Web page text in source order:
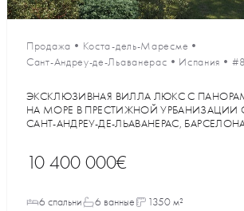
Продажа • Коста-дель-Маресме •
Сант-Андреу-де-Льаванерас • Испания •
ЭКСКЛЮЗИВНАЯ ВИЛЛА ЛЮКС С
НА МОРЕ В ПРЕСТИЖНОЙ УРБАНИЗАЦИИ
САНТ-АНДРЕУ-ДЕ-ЛЬАВАНЕРАС,
10 400 000€
6 спальни 6 ванные 1350 м²